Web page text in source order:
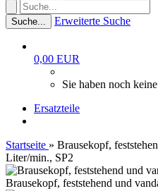
Suche... Erweiterte Suche
0,00 EUR
Sie haben noch
Ersatzteile
Startseite » Brausekopf,
Liter/min., SP2
Brausekopf, feststehend und